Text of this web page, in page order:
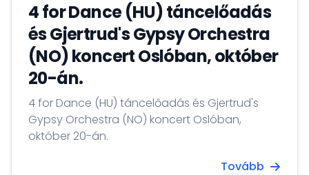
4 for Dance (HU) táncelőadás
és Gjertrud's Gypsy Orchestra
(NO) koncert Oslóban, október
20-án.
4 for Dance (HU) táncelőadás és Gjertrud's
Gypsy Orchestra (NO) koncert Oslóban,
október 20-án.
Tovább